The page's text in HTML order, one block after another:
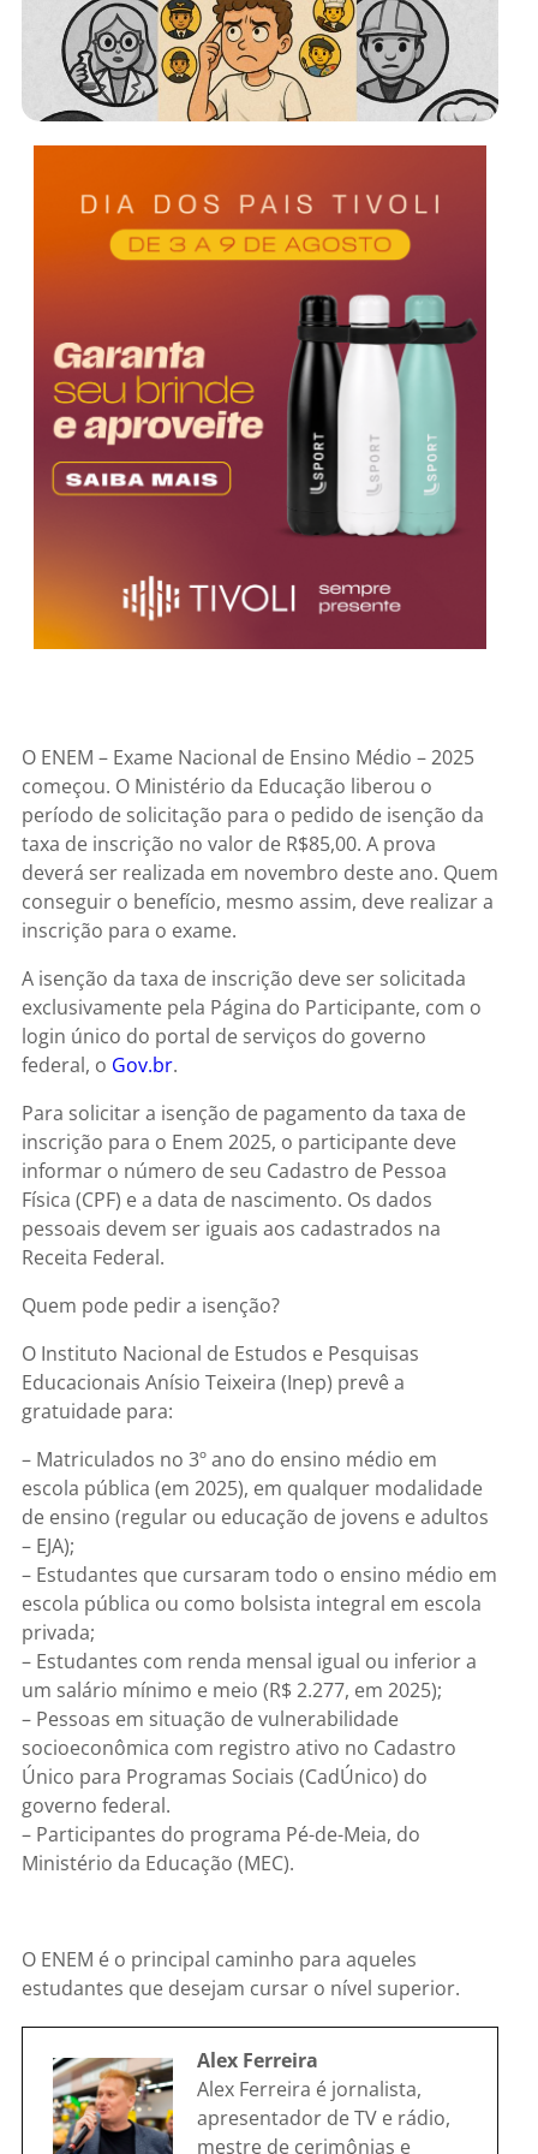
O ENEM – Exame Nacional de Ensino Médio – 2025
começou. O Ministério da Educação liberou o
período de solicitação para o pedido de isenção da
taxa de inscrição no valor de R$85,00. A prova
deverá ser realizada em novembro deste ano. Quem
conseguir o benefício, mesmo assim, deve realizar a
inscrição para o exame.
A isenção da taxa de inscrição deve ser solicitada
exclusivamente pela Página do Participante, com o
login único do portal de serviços do governo
federal, o Gov.br.
Para solicitar a isenção de pagamento da taxa de
inscrição para o Enem 2025, o participante deve
informar o número de seu Cadastro de Pessoa
Física (CPF) e a data de nascimento. Os dados
pessoais devem ser iguais aos cadastrados na
Receita Federal.
Quem pode pedir a isenção?
O Instituto Nacional de Estudos e Pesquisas
Educacionais Anísio Teixeira (Inep) prevê a
gratuidade para:
– Matriculados no 3º ano do ensino médio em
escola pública (em 2025), em qualquer modalidade
de ensino (regular ou educação de jovens e adultos
– EJA);
– Estudantes que cursaram todo o ensino médio em
escola pública ou como bolsista integral em escola
privada;
– Estudantes com renda mensal igual ou inferior a
um salário mínimo e meio (R$ 2.277, em 2025);
– Pessoas em situação de vulnerabilidade
socioeconômica com registro ativo no Cadastro
Único para Programas Sociais (CadÚnico) do
governo federal.
– Participantes do programa Pé-de-Meia, do
Ministério da Educação (MEC).
O ENEM é o principal caminho para aqueles
estudantes que desejam cursar o nível superior.
Alex Ferreira
Alex Ferreira é jornalista,
apresentador de TV e rádio,
mestre de cerimônias e